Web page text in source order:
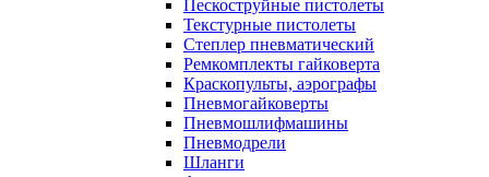
Пескоструйные пистолеты
Текстурные пистолеты
Степлер пневматический
Ремкомплекты гайковерта
Краскопульты, аэрографы
Пневмогайковерты
Пневмошлифмашины
Пневмодрели
Шланги